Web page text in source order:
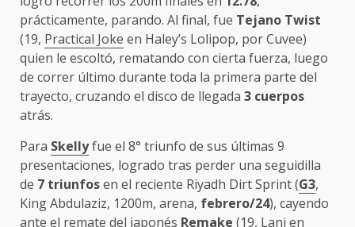
prácticamente, parando. Al final, fue Tejano Twist
(19, Practical Joke en Haley’s Lolipop, por Cuvee)
quien le escoltó, rematando con cierta fuerza, luego
de correr último durante toda la primera parte del
trayecto, cruzando el disco de llegada 3 cuerpos
atrás.
Para Skellyfue el 8° triunfo de sus últimas 9
presentaciones, logrado tras perder una seguidilla
de 7 triunfosen el reciente Riyadh Dirt Sprint (G3,
King Abdulaziz, 1200m, arena, febrero/24), cayendo
ante el remate del japonés Remake (19, Lani en